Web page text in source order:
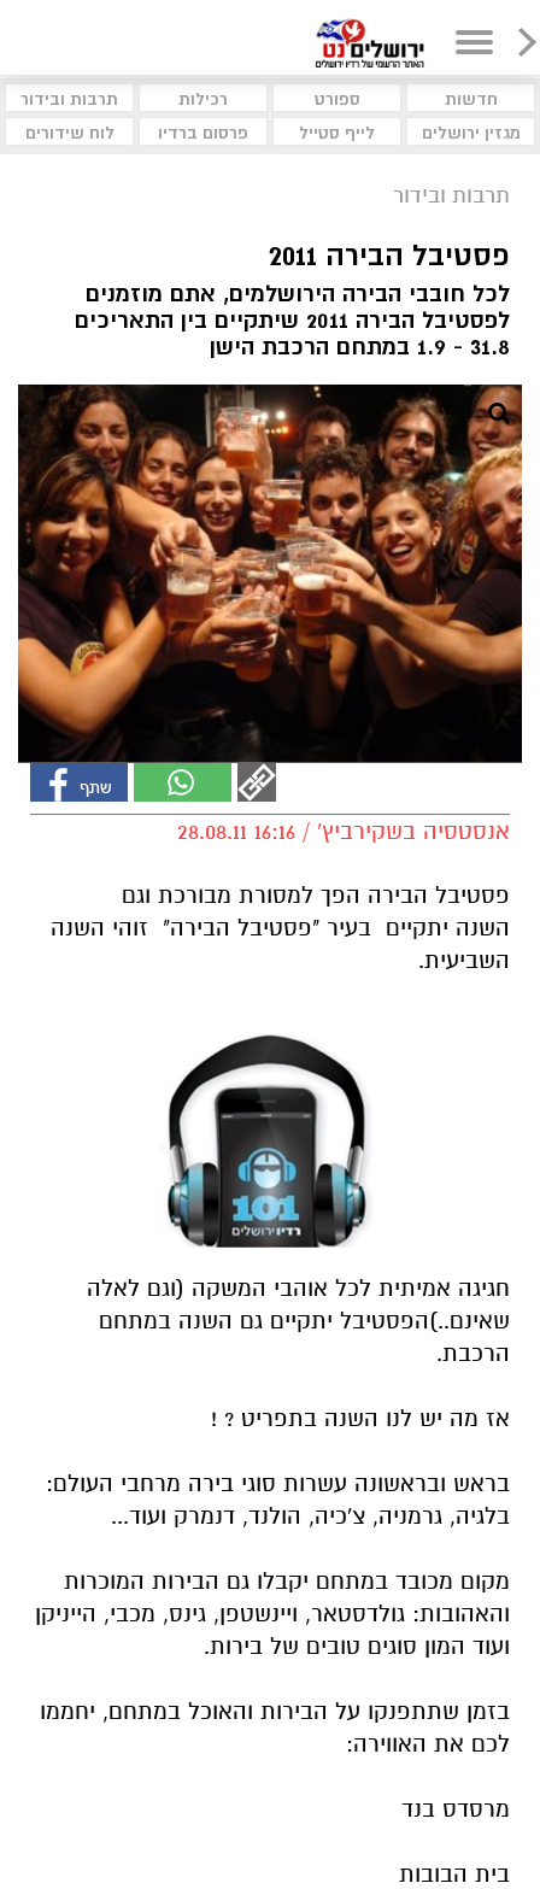
חדשות ספורט רכילות
תרבות ובידור
מגזין ירושלים
לייף סטייל פרסום ברדיו לוח שידורים
תרבות ובידור
פסטיבל הבירה 2011
לכל חובבי הבירה הירושלמים, אתם מוזמנים
לפסטיבל הבירה 2011 שיתקיים בין התאריכים
31.8 - 1.9 במתחם הרכבת הישן
אנסטסיה בשקירביץ' / 16:16 28.08.11
פסטיבל הבירה הפך למסורת מבורכת וגם
השנה יתקיים בעיר "פסטיבל הבירה" זוהי השנה
השביעית.
חגיגה אמיתית לכל אוהבי המשקה (וגם לאלה
שאינם..)הפסטיבל יתקיים גם השנה במתחם
הרכבת.
אז מה יש לנו השנה בתפריט ? !
בראש ובראשונה עשרות סוגי בירה מרחבי העולם:
בלגיה, גרמניה, צ'כיה, הולנד, דנמרק ועוד...
מקום מכובד במתחם יקבלו גם הבירות המוכרות
והאהובות: גולדסטאר, ויינשטפן, גינס, מכבי, הייניקן
ועוד המון סוגים טובים של בירות.
בזמן שתתפנקו על הבירות והאוכל במתחם, יחממו
לכם את האווירה:
מרסדס בנד
בית הבובות